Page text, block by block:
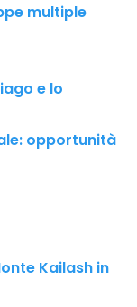
multiple
e lo
opportunità
Kailash in